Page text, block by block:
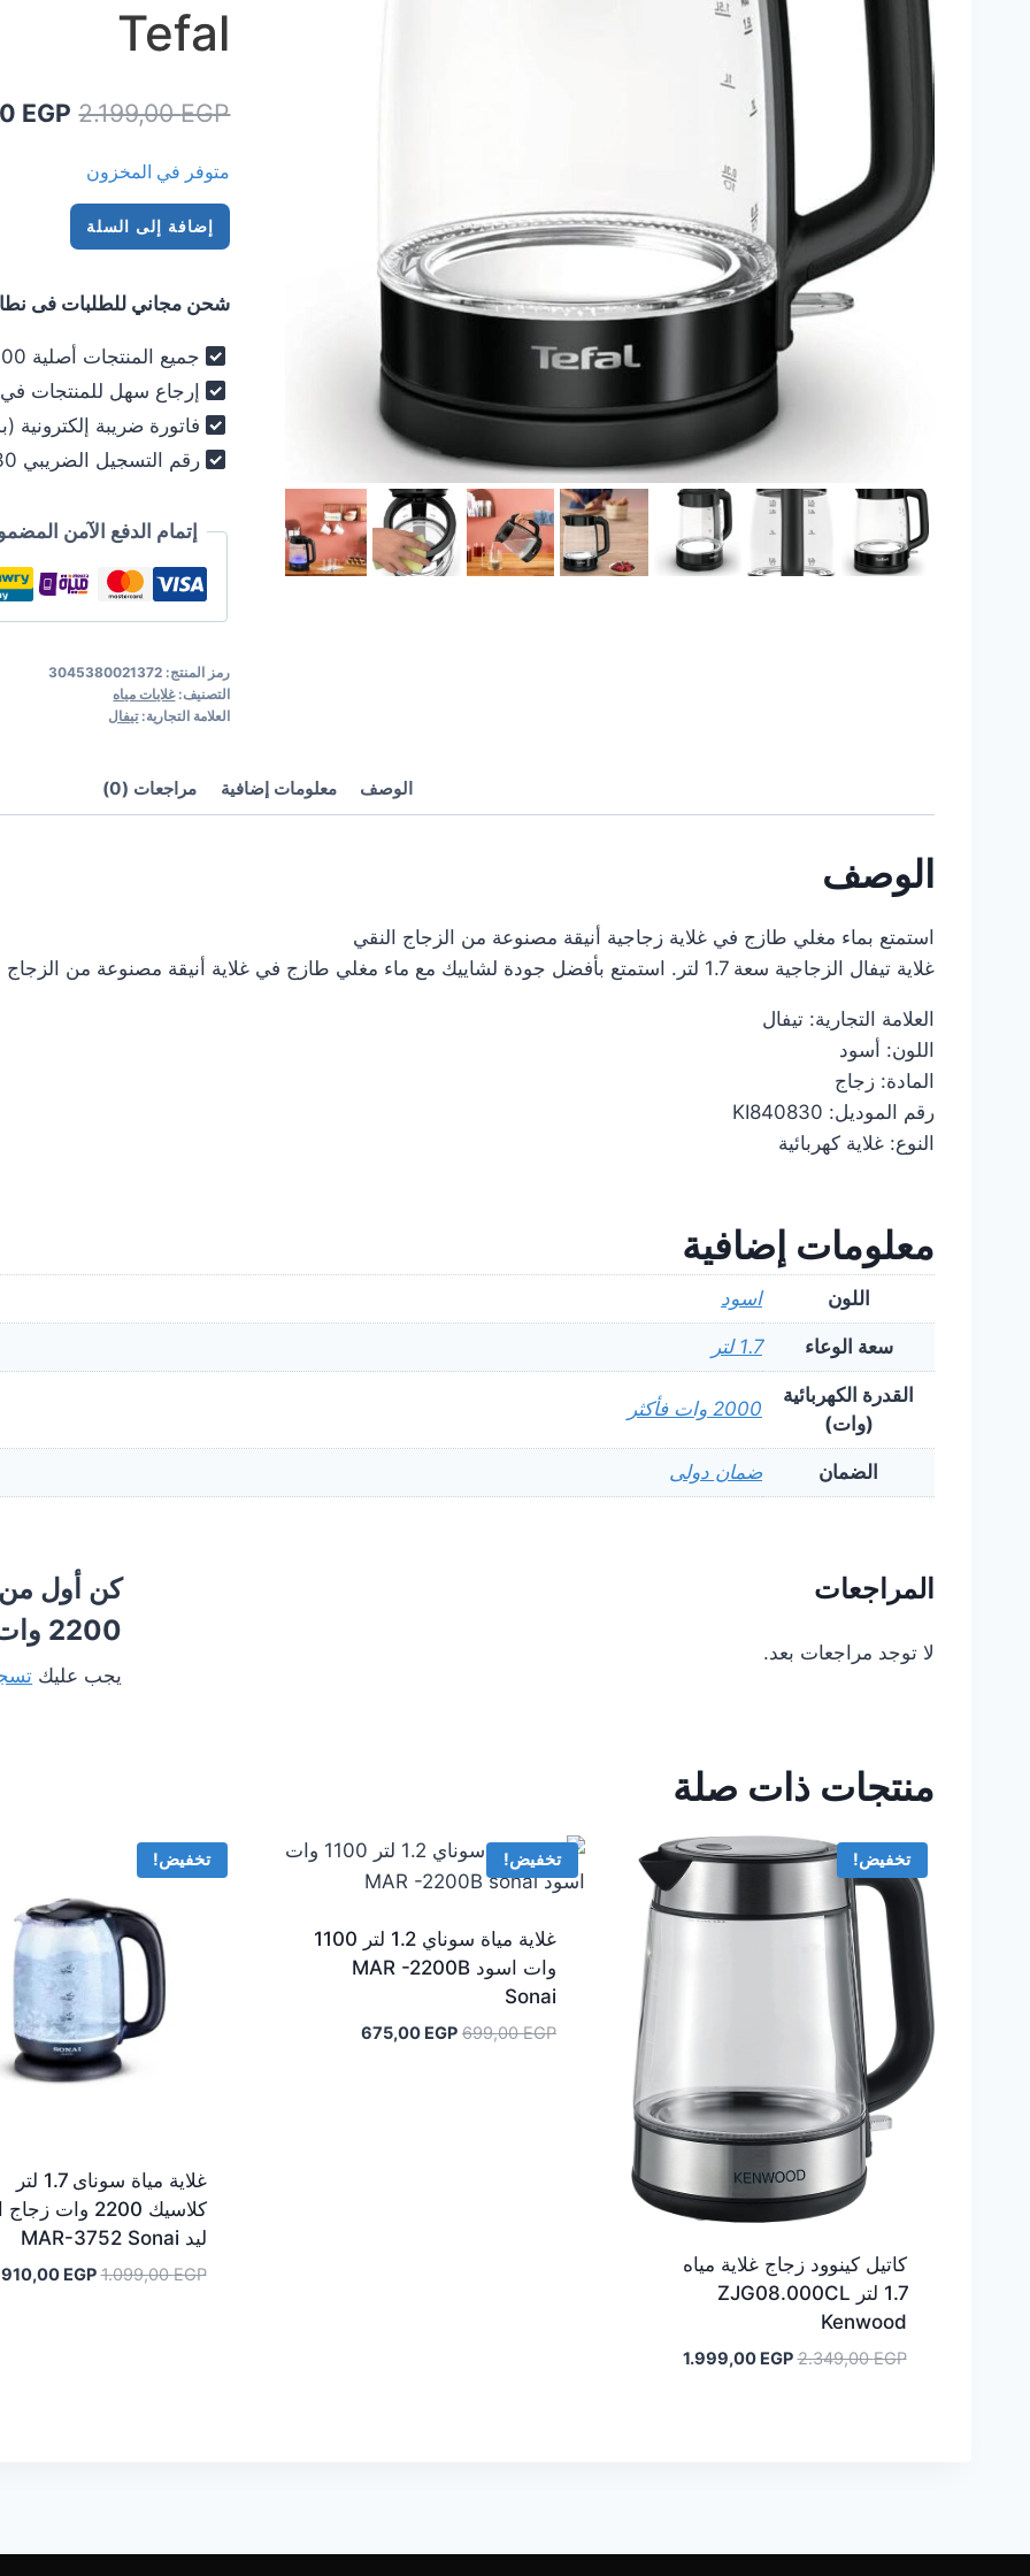
Tefal
2.199,00EGP
السعر
EGP
متوفر في المخزون
كمية
غلاية
تيفال
1.7
لتر
زجاج
2200
وات
KI840830
إضافة إلى السلة
شحن مجاني للطلبات فى
جميع المنتجات أصلية 100% - فرز أول فقط .
إرجاع سهل للمنتجات في خلال
فاتورة ضريبة
رقم التسجيل الضريبي 030-012-250 .
إتمام الدفع الآمن
رمز المنتج: 3045380021372
التصنيف:غلايات مياه
العلامة التجارية:تيفال
الوصف معلومات إضافية مراجعات (0)
الوصف
استمتع بماء مغلي طازج في غلاية زجاجية أنيقة مصنوعة من الزجاج النقي
غلاية تيفال الزجاجية سعة 1.7 لتر. استمتع بأفضل جودة لشاييك مع ماء مغلي طازج في غلاية أنيقة مصنوعة من الزجاج النقي الفاخر.
العلامة التجارية: تيفال
اللون: أسود
المادة: زجاج
رقم الموديل: KI840830
النوع: غلاية كهربائية
معلومات إضافية
اللون اسود
سعة الوعاء 1.7 لتر
القدرة الكهربائية
(وات)
2000 وات فأكثر
الضمان ضمان دولى
المراجعات
لا توجد مراجعات بعد.
2200 وات أسود KI840830 tefal”
يجب عليك
منتجات ذات صلة
تخفيض!
كاتيل كينوود زجاج غلاية مياه
1.7 لتر ZJG08.000CL
Kenwood
2.349,00EGP
السعر1.999,00 EGP
السعر
تخفيض!
غلاية مياة سوناي 1.2 لتر 1100
وات اسود MAR -2200B
Sonai
699,00EGP
السعر675,00 EGP
السعر
تخفيض!
غلاية مياة سوناى 1.7 لتر
كلاسيك 2200 وات
ليد MAR-3752 Sonai
1.099,00EGP
السعر910,00 EGP